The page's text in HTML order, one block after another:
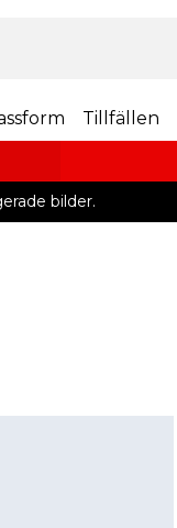
Tillfällen
bilder.